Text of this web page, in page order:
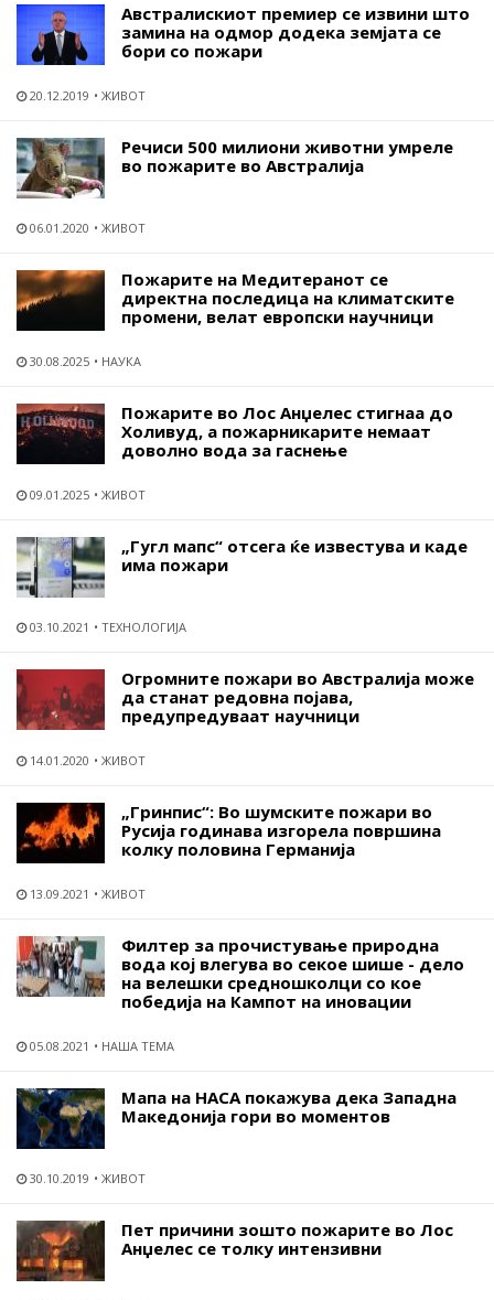
Австралискиот премиер се извини што
замина на одмор додека земјата се
бори со пожари
20.12.2019 ЖИВОТ
Речиси 500 милиони животни умреле
во пожарите во Австралија
06.01.2020 ЖИВОТ
Пожарите на Медитеранот се
директна последица на климатските
промени, велат европски научници
30.08.2025 НАУКА
Пожарите во Лос Анџелес стигнаа до
Холивуд, а пожарникарите немаат
доволно вода за гаснење
09.01.2025 ЖИВОТ
„Гугл мапс“ отсега ќе известува и каде
има пожари
03.10.2021 ТЕХНОЛОГИЈА
Огромните пожари во Австралија може
да станат редовна појава,
предупредуваат научници
14.01.2020 ЖИВОТ
„Гринпис“: Во шумските пожари во
Русија годинава изгорела површина
колку половина Германија
13.09.2021 ЖИВОТ
Филтер за прочистување природна
вода кој влегува во секое шише - дело
на велешки средношколци со кое
победија на Кампот на иновации
05.08.2021 НАША ТЕМА
Мапа на НАСА покажува дека Западна
Македонија гори во моментов
30.10.2019 ЖИВОТ
Пет причини зошто пожарите во Лос
Анџелес се толку интензивни